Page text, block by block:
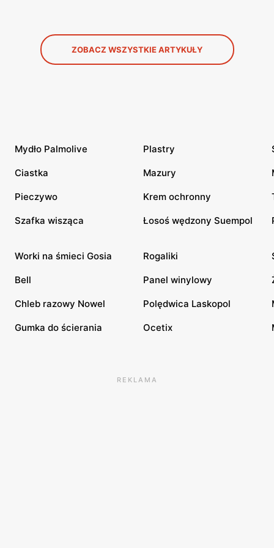
ZOBACZ WSZYSTKIE ARTYKUŁY
Mydło Palmolive Plastry
Ciastka Mazury
Pieczywo Krem ochronny
Szafka wisząca Łosoś wędzony Suempol
Worki na śmieci Gosia Rogaliki
Bell Panel winylowy
Chleb razowy Nowel Polędwica Laskopol
Gumka do ścierania Ocetix
REKLAMA